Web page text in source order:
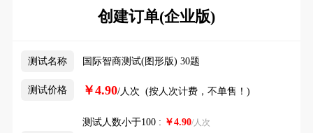
创建订单(企业版)
测试名称 国际智商测试(图形版) 30题
测试价格 ￥4.90/人次 (按人次计费，不单售！)
测试人数小于100 : ￥4.90/人次